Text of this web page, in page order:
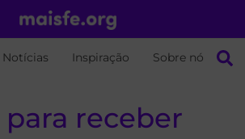
Notícias Inspiração Sobre nós
para receber